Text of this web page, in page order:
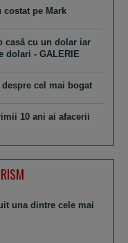
costat pe Mark
casă cu un dolar iar
dolari - GALERIE
cel mai bogat
10 ani ai afacerii
una dintre cele mai